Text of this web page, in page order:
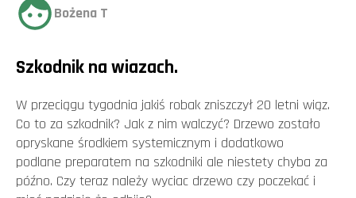
Bożena T
Szkodnik na wiazach.
W przeciągu tygodnia jakiś robak zniszczył 20 letni wiąz.
Co to za szkodnik? Jak z nim walczyć? Drzewo zostało
opryskane środkiem systemicznym i dodatkowo
podlane preparatem na szkodniki ale niestety chyba za
późno. Czy teraz należy wyciac drzewo czy poczekać i